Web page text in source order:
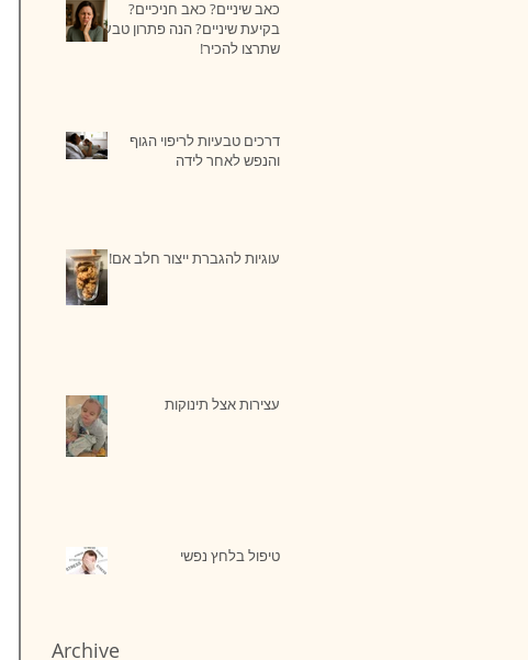
כאב שיניים? כאב חניכיים?
בקיעת שיניים? הנה פתרון טבעי
שתרצו להכיר!
דרכים טבעיות לריפוי הגוף
והנפש לאחר לידה
עוגיות להגברת ייצור חלב אם!
עצירות אצל תינוקות
טיפול בלחץ נפשי
Archive